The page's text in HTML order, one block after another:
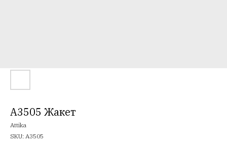
A3505 Жакет
Attika
SKU: A3505